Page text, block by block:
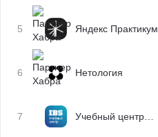
5 Яндекс Практикум
6 Нетология
7
Учебный центр